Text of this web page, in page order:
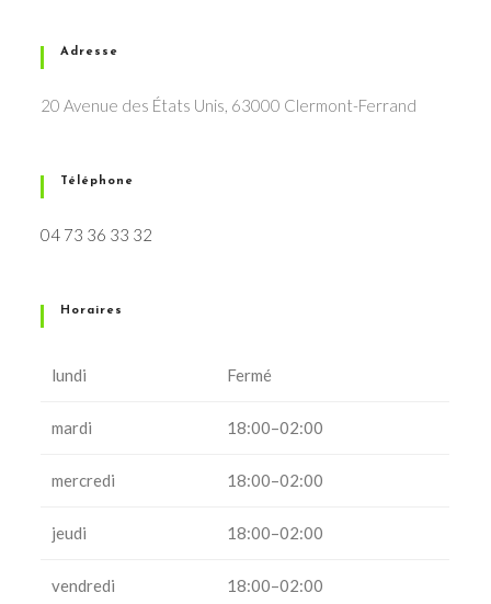
Adresse
20 Avenue des États Unis, 63000 Clermont-Ferrand
Téléphone
04 73 36 33 32
Horaires
lundi Fermé
mardi 18:00–02:00
mercredi 18:00–02:00
jeudi 18:00–02:00
vendredi 18:00–02:00